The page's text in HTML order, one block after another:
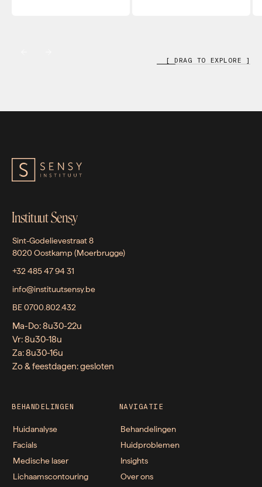
[ DRAG TO EXPLORE ]
Instituut Sensy
Sint-Godelievestraat 8
8020 Oostkamp (Moerbrugge)
+32 485 47 94 31
info@instituutsensy.be
BE 0700.802.432
Ma-Do: 8u30-22u
Vr: 8u30-18u
Za: 8u30-16u
Zo & feestdagen: gesloten
BEHANDELINGEN
Huidanalyse
Facials
Medische laser
Lichaamscontouring
NAVIGATIE
Behandelingen
Huidproblemen
Insights
Over ons